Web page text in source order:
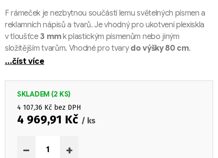
SKLADEM (2 KS)
4 969,91 Kč / ks
4 107,36 Kč bez DPH
+
−
F rámeček je nezbytnou součástí lemu světelných písmen a
reklamních nápisů a tvarů. Je vhodný pro ukotvení plexiskla
v tloušťce 3 mmk plastickým písmenům nebo jiným
složitějším tvarům. Vhodné pro tvary do výšky 80 cm.
...číst více